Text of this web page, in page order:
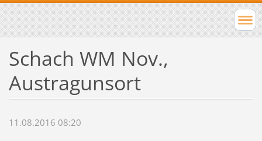
Schach WM Nov.,
Austragunsort
11.08.2016 08:20